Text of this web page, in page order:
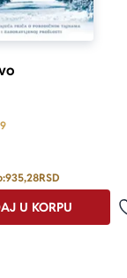
Prosecna ocena je 4.9 od
935,28RSD
U KORPU